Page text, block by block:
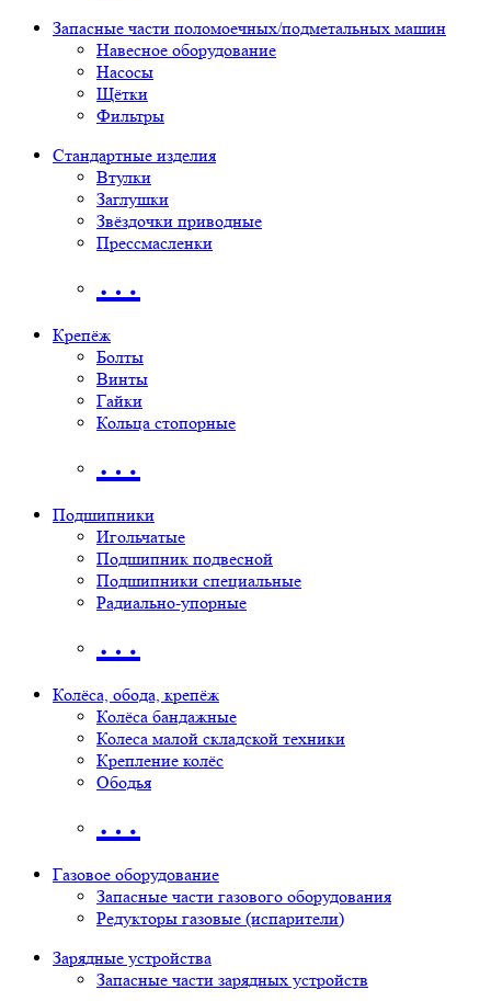
Запасные части поломоечных/подметальных машин
Навесное оборудование
Насосы
Щётки
Фильтры
Стандартные изделия
Втулки
Заглушки
Звёздочки приводные
Прессмасленки
…
Крепёж
Болты
Винты
Гайки
Кольца стопорные
…
Подшипники
Игольчатые
Подшипник подвесной
Подшипники специальные
Радиально-упорные
…
Колёса, обода, крепёж
Колёса бандажные
Колеса малой складской техники
Крепление колёс
Ободья
…
Газовое оборудование
Запасные части газового оборудования
Редукторы газовые (испарители)
Зарядные устройства
Запасные части зарядных устройств